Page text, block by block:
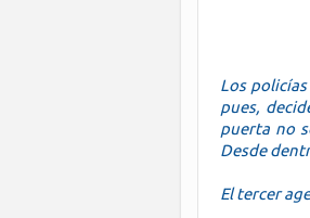
Los
pues,
puerta no
Desde
El tercer